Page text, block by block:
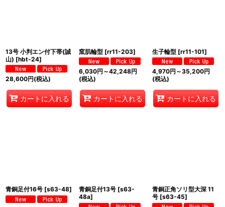
13号 小判エン付下帯(誠
山) [hbt-24]
28,600円(税込)
カートに入れる
窯肌輪型 [rr11-203]
6,030円 ～42,248円
(税込)
カートに入れる
生子輪型 [rr11-101]
4,970円 ～35,200円
(税込)
カートに入れる
青銅足付16号 [s63-48] 青銅足付13号 [s63-
48a]
青銅正角ソリ型大深 11
号 [s63-45]